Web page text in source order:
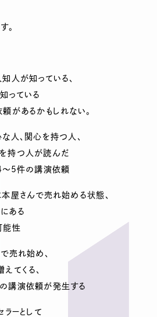
。
知人が知っている、
っている
があるかもしれない。
人、関心を持つ人、
持つ人が読んだ
～5件の講演依頼
本屋さんで売れ始める状態、
ある
能性
売れ始め、
てくる、
講演依頼が発生する
ラーとして